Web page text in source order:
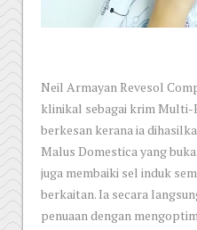
Neil Armayan Revesol
klinikal sebagai krim Multi-
berkesan kerana ia
Malus Domestica yang
juga membaiki sel induk
berkaitan. Ia secara
penuaan dengan